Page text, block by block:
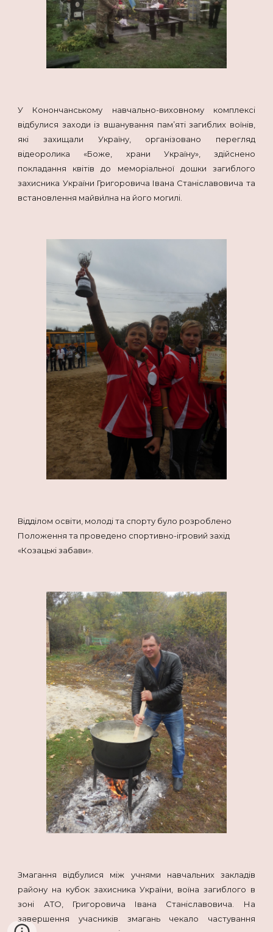
У Конончанському навчально-виховному комплексі
відбулися заходи із вшанування пам’яті загиблих воїнів,
які захищали Україну, організовано перегляд
відеоролика «Боже, храни Україну», здійснено
покладання квітів до меморіальної дошки загиблого
захисника України Григоровича Івана Станіславовича та
встановлення майви́лна на його могилі.
Відділом освіти, молоді та спорту було розроблено
Положення та проведено спортивно-ігровий захід
«Козацькі забави».
Змагання відбулися між учнями навчальних закладів
району на кубок захисника України, воїна загиблого в
зоні АТО, Григоровича Івана Станіславовича. На
завершення учасників змагань чекало частування